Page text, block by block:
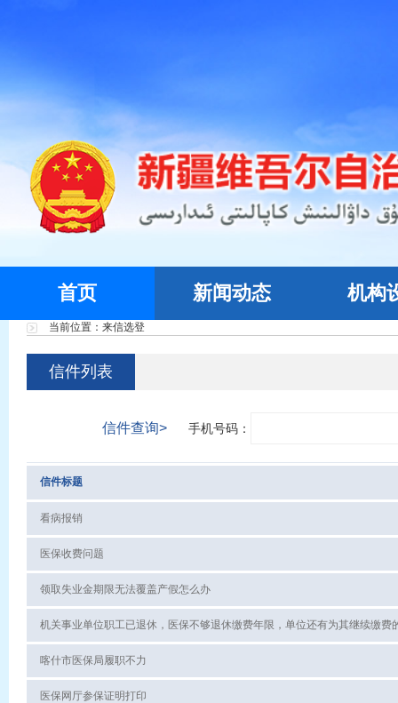
首页 新闻动态 机构
当前位置：来信选登
信件列表
信件查询> 手机号码：
信件标题
看病报销
医保收费问题
领取失业金期限无法覆盖产假怎么办
喀什市医保局履职不力
医保网厅参保证明打印